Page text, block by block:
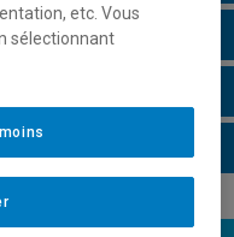
etc. Vous
sélectionnant